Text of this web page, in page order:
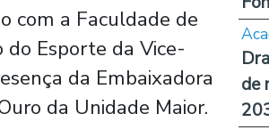
com a Faculdade de
Esporte da Vice-
da Embaixadora
da Unidade Maior.
de